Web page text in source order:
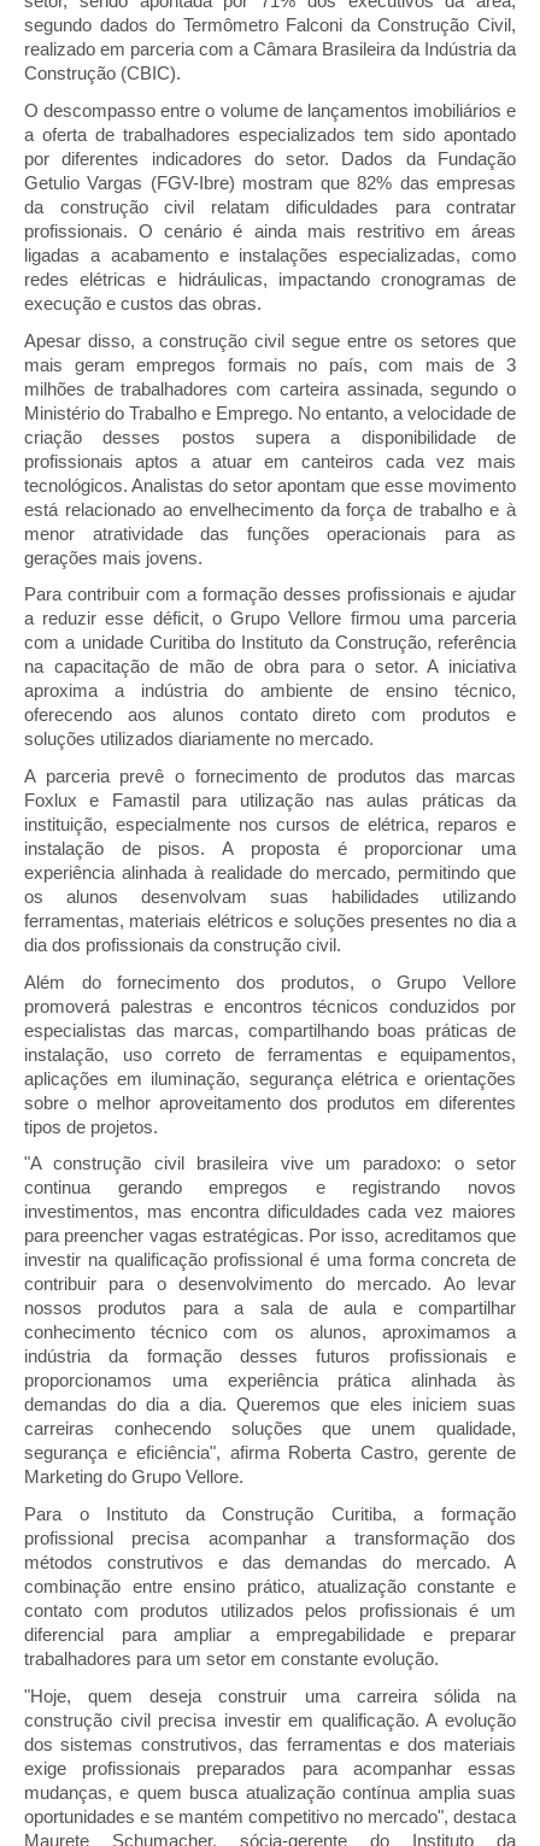
segundo dados do Termômetro Falconi da Construção Civil,
realizado em parceria com a Câmara Brasileira da Indústria da
Construção (CBIC).
O descompasso entre o volume de lançamentos imobiliários e
a oferta de trabalhadores especializados tem sido apontado
por diferentes indicadores do setor. Dados da Fundação
Getulio Vargas (FGV-Ibre) mostram que 82% das empresas
da construção civil relatam dificuldades para contratar
profissionais. O cenário é ainda mais restritivo em áreas
ligadas a acabamento e instalações especializadas, como
redes elétricas e hidráulicas, impactando cronogramas de
execução e custos das obras.
Apesar disso, a construção civil segue entre os setores que
mais geram empregos formais no país, com mais de 3
milhões de trabalhadores com carteira assinada, segundo o
Ministério do Trabalho e Emprego. No entanto, a velocidade de
criação desses postos supera a disponibilidade de
profissionais aptos a atuar em canteiros cada vez mais
tecnológicos. Analistas do setor apontam que esse movimento
está relacionado ao envelhecimento da força de trabalho e à
menor atratividade das funções operacionais para as
gerações mais jovens.
Para contribuir com a formação desses profissionais e ajudar
a reduzir esse déficit, o Grupo Vellore firmou uma parceria
com a unidade Curitiba do Instituto da Construção, referência
na capacitação de mão de obra para o setor. A iniciativa
aproxima a indústria do ambiente de ensino técnico,
oferecendo aos alunos contato direto com produtos e
soluções utilizados diariamente no mercado.
A parceria prevê o fornecimento de produtos das marcas
Foxlux e Famastil para utilização nas aulas práticas da
instituição, especialmente nos cursos de elétrica, reparos e
instalação de pisos. A proposta é proporcionar uma
experiência alinhada à realidade do mercado, permitindo que
os alunos desenvolvam suas habilidades utilizando
ferramentas, materiais elétricos e soluções presentes no dia a
dia dos profissionais da construção civil.
Além do fornecimento dos produtos, o Grupo Vellore
promoverá palestras e encontros técnicos conduzidos por
especialistas das marcas, compartilhando boas práticas de
instalação, uso correto de ferramentas e equipamentos,
aplicações em iluminação, segurança elétrica e orientações
sobre o melhor aproveitamento dos produtos em diferentes
tipos de projetos.
"A construção civil brasileira vive um paradoxo: o setor
continua gerando empregos e registrando novos
investimentos, mas encontra dificuldades cada vez maiores
para preencher vagas estratégicas. Por isso, acreditamos que
investir na qualificação profissional é uma forma concreta de
contribuir para o desenvolvimento do mercado. Ao levar
nossos produtos para a sala de aula e compartilhar
conhecimento técnico com os alunos, aproximamos a
indústria da formação desses futuros profissionais e
proporcionamos uma experiência prática alinhada às
demandas do dia a dia. Queremos que eles iniciem suas
carreiras conhecendo soluções que unem qualidade,
segurança e eficiência", afirma Roberta Castro, gerente de
Marketing do Grupo Vellore.
Para o Instituto da Construção Curitiba, a formação
profissional precisa acompanhar a transformação dos
métodos construtivos e das demandas do mercado. A
combinação entre ensino prático, atualização constante e
contato com produtos utilizados pelos profissionais é um
diferencial para ampliar a empregabilidade e preparar
trabalhadores para um setor em constante evolução.
"Hoje, quem deseja construir uma carreira sólida na
construção civil precisa investir em qualificação. A evolução
dos sistemas construtivos, das ferramentas e dos materiais
exige profissionais preparados para acompanhar essas
mudanças, e quem busca atualização contínua amplia suas
oportunidades e se mantém competitivo no mercado", destaca
Maurete Schumacher, sócia-gerente do Instituto da